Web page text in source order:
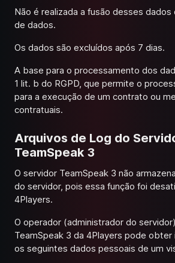
Não é realizada a fusão desses
de dados.
Os dados são excluídos após 7 dias.
A base para o processamento dos
1 lit. b do RGPD, que permite o
para a execução de um contrato ou
contratuais.
Arquivos de Log do
TeamSpeak 3
O servidor TeamSpeak 3 não
do servidor, pois essa função foi
4Players.
O operador (administrador do
TeamSpeak 3 da 4Players pode
os seguintes dados pessoais de um